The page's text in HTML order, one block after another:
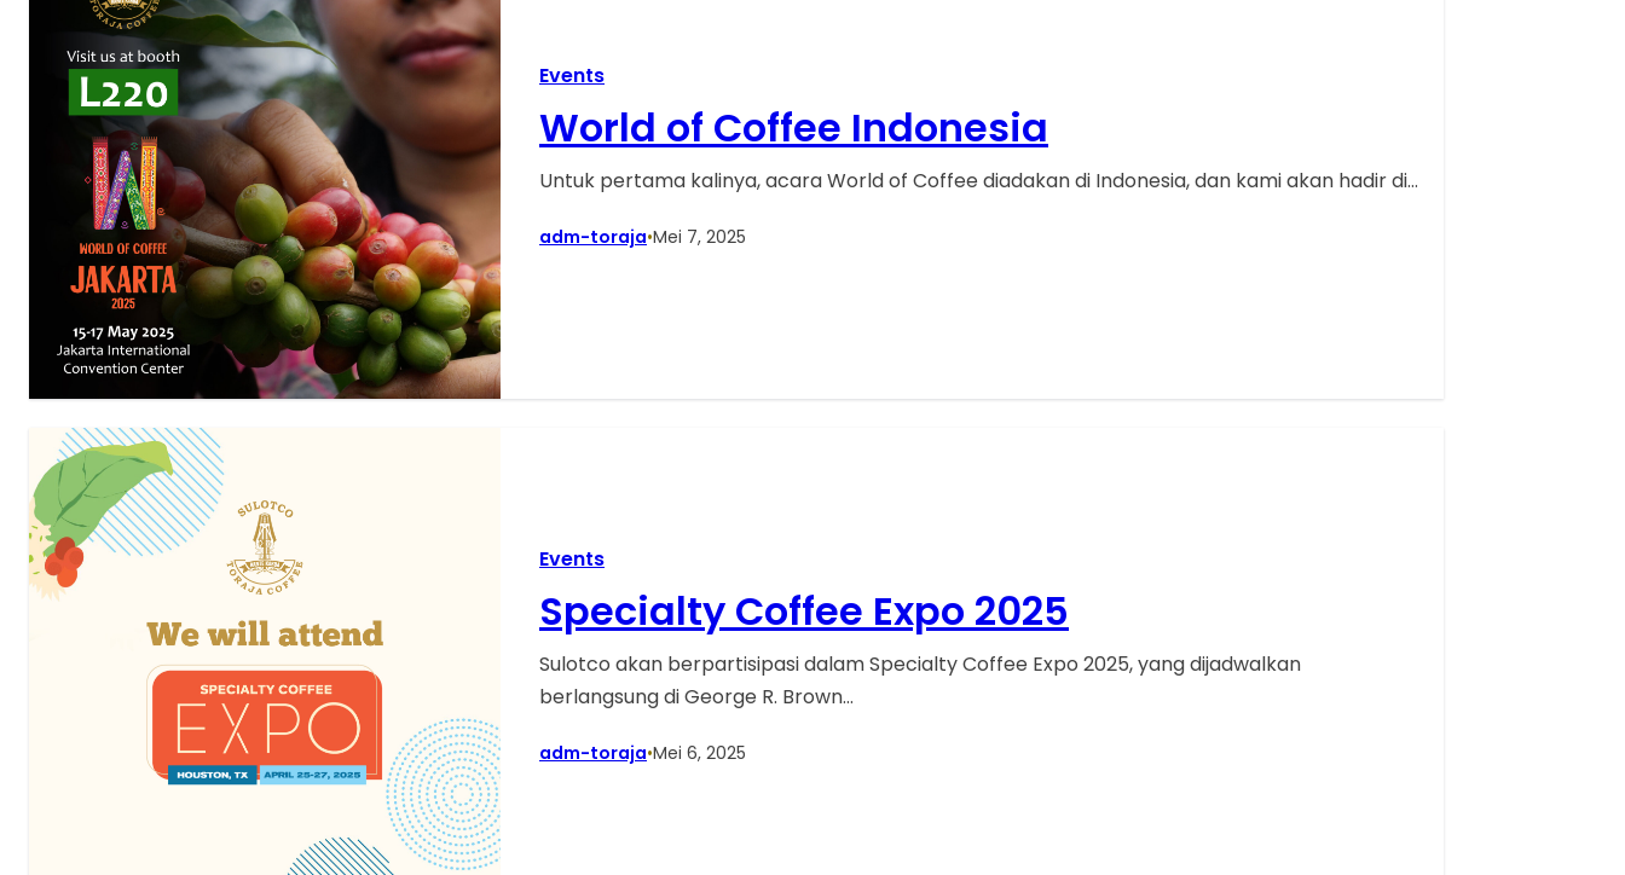
Events
World of Coffee Indonesia
Untuk pertama kalinya, acara World of Coffee diadakan di Indonesia, dan kami akan hadir di…
adm-toraja•Mei 7, 2025
Events
Specialty Coffee Expo 2025
Sulotco akan berpartisipasi dalam Specialty Coffee Expo 2025, yang dijadwalkan
berlangsung di George R. Brown…
adm-toraja•Mei 6, 2025